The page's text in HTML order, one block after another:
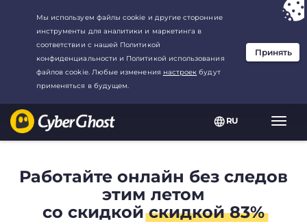
RU
Ваш выбор:Лучшая сделкадля2.1666666666667-год at$
месяц
Работайте онлайн без следов
этим летом
со скидкойскидкой 83%